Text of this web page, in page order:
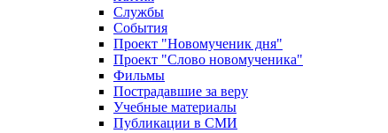
Службы
События
Проект "Новомученик дня"
Проект "Слово новомученика"
Фильмы
Пострадавшие за веру
Учебные материалы
Публикации в СМИ